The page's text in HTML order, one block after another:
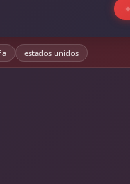
estados unidos